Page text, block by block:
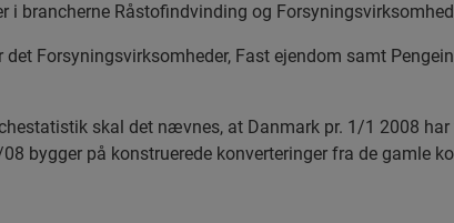
i brancherne Råstofindvinding og
det Forsyningsvirksomheder, Fast ejendom samt
skal det nævnes, at Danmark pr. 1/1 2008
bygger på konstruerede konverteringer fra de gamle